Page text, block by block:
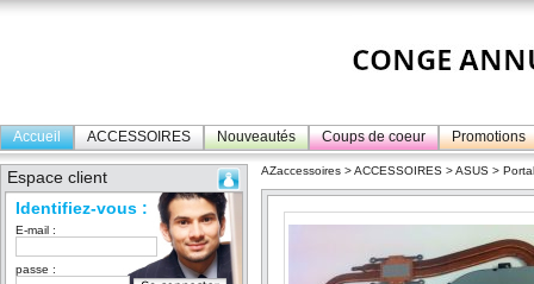
Accueil ACCESSOIRES Nouveautés Coups de coeur Promotions
Espace client
Identifiez-vous :
E-mail :
passe :
AZaccessoires >ACCESSOIRES >ASUS >